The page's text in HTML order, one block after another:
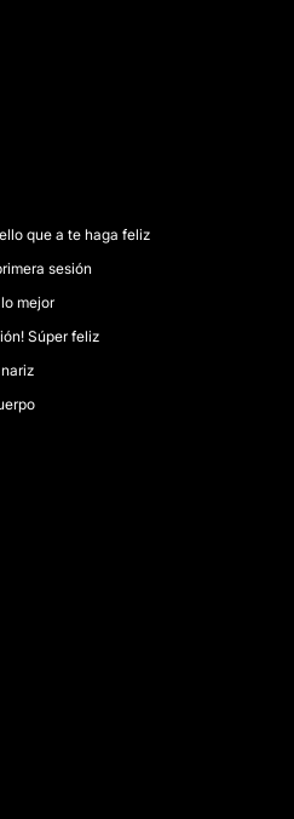
que a te haga feliz
sesión
mejor
Súper feliz